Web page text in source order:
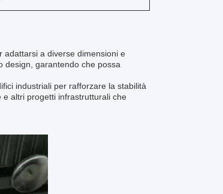
adattarsi a diverse dimensioni e
design, garantendo che possa
industriali per rafforzare la stabilità
altri progetti infrastrutturali che